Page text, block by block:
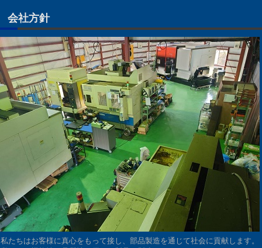
会社方針
私たちはお客様に真心をもって接し、部品製造を通じて社会に貢献します。